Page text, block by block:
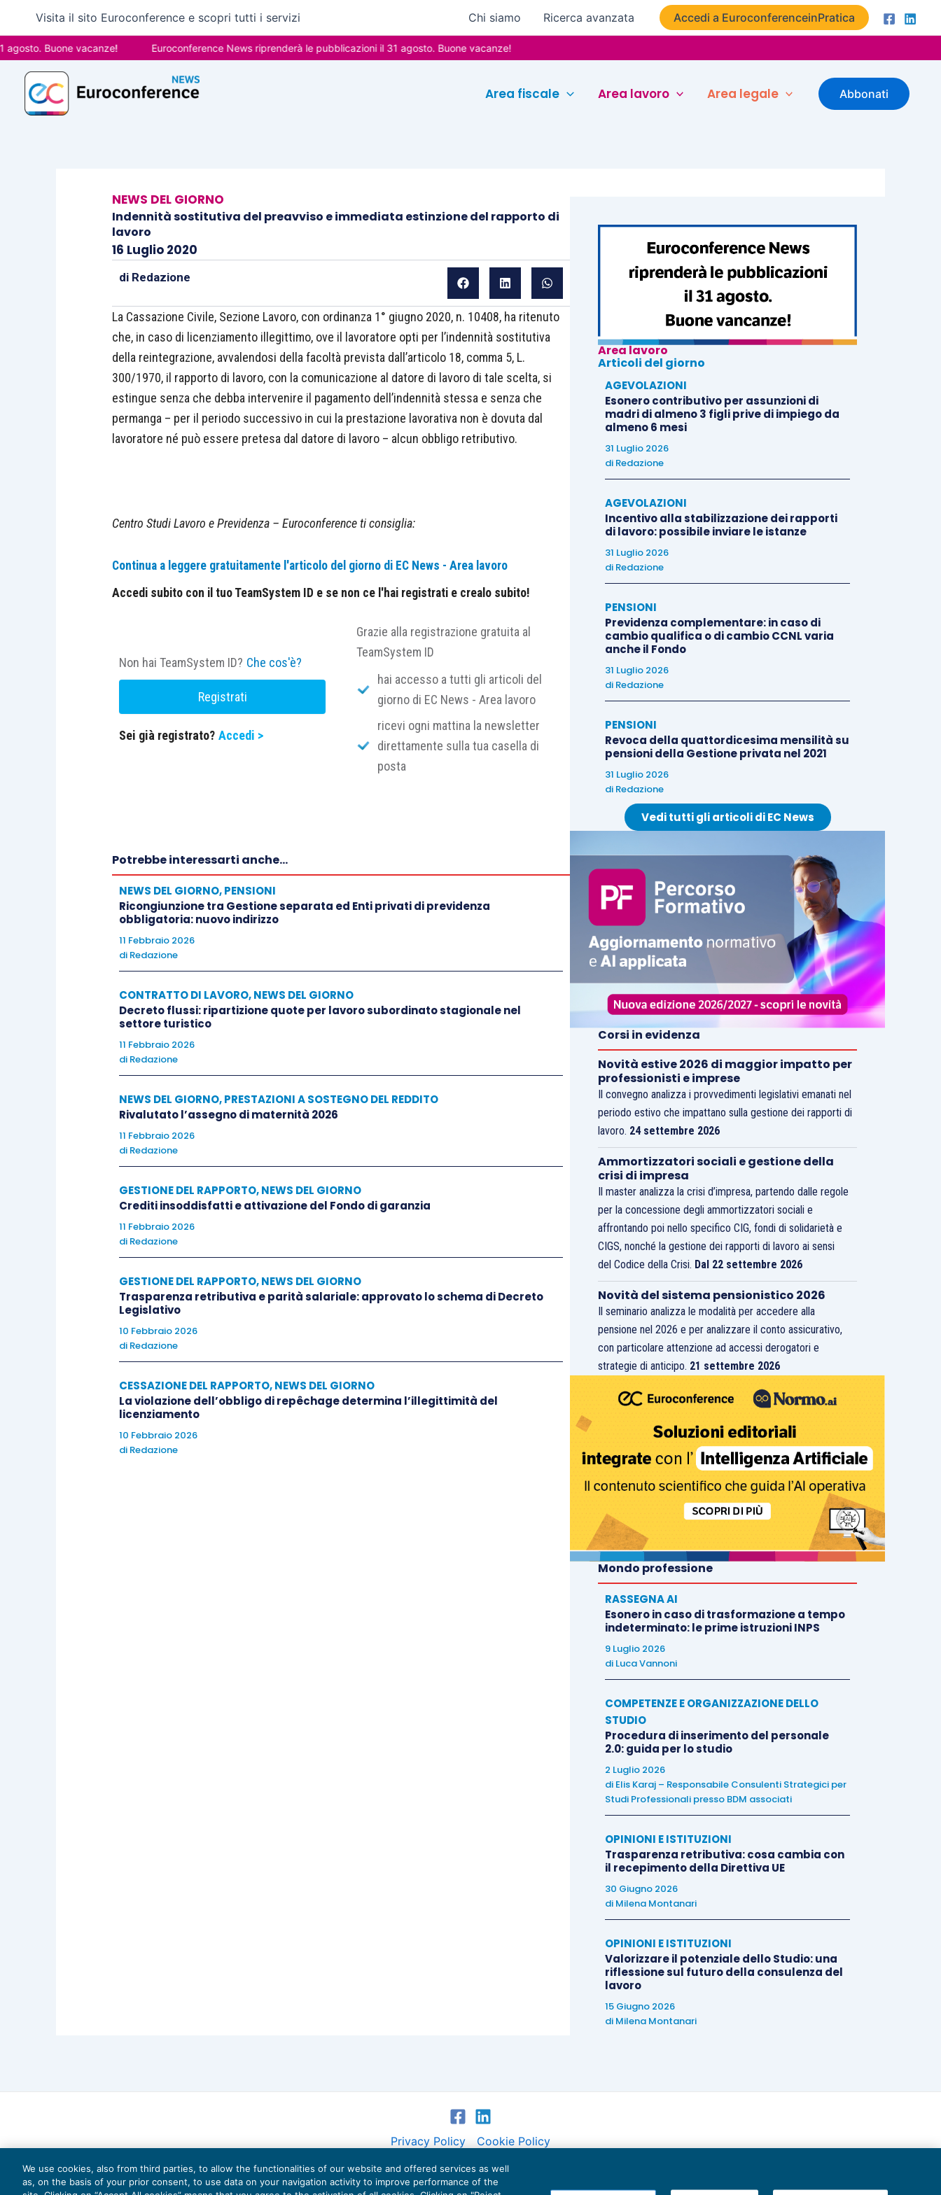
contenuto
Visita il sito Euroconference e scopri tutti i servizi Chi siamo Ricerca avanzata Accedi a EuroconferenceinPratica
Buone vacanze! Euroconference News riprenderà le pubblicazioni il 31 agosto. Buone vacanze!
Area fiscale Area lavoro Area legale Abbonati
NEWS DEL GIORNO
Indennità sostitutiva del preavviso e immediata estinzione del rapporto di
lavoro
16 Luglio 2020
di Redazione
La Cassazione Civile, Sezione Lavoro, con ordinanza 1° giugno 2020, n. 10408, ha ritenuto
che, in caso di licenziamento illegittimo, ove il lavoratore opti per l’indennità sostitutiva
della reintegrazione, avvalendosi della facoltà prevista dall’articolo 18, comma 5, L.
300/1970, il rapporto di lavoro, con la comunicazione al datore di lavoro di tale scelta, si
estingue senza che debba intervenire il pagamento dell’indennità stessa e senza che
permanga – per il periodo successivo in cui la prestazione lavorativa non è dovuta dal
lavoratore né può essere pretesa dal datore di lavoro – alcun obbligo retributivo.
Centro Studi Lavoro e Previdenza – Euroconference ti consiglia:
Continua a leggere gratuitamente l'articolo del giorno di EC News - Area lavoro
Accedi subito con il tuo TeamSystem ID e se non ce l'hai registrati e crealo subito!
Non hai TeamSystem ID? Che cos'è?
Registrati
Sei già registrato? Accedi >
Grazie alla registrazione gratuita al
TeamSystem ID
hai accesso a tutti gli articoli del
giorno di EC News - Area lavoro
ricevi ogni mattina la newsletter
direttamente sulla tua casella di
posta
Potrebbe interessarti anche...
NEWS DEL GIORNO,PENSIONI
Ricongiunzione tra Gestione separata ed Enti privati di previdenza
obbligatoria: nuovo indirizzo
11 Febbraio 2026
di Redazione
CONTRATTO DI LAVORO,NEWS DEL GIORNO
Decreto flussi: ripartizione quote per lavoro subordinato stagionale nel
settore turistico
11 Febbraio 2026
di Redazione
NEWS DEL GIORNO,PRESTAZIONI A SOSTEGNO DEL REDDITO
Rivalutato l’assegno di maternità 2026
11 Febbraio 2026
di Redazione
GESTIONE DEL RAPPORTO,NEWS DEL GIORNO
Crediti insoddisfatti e attivazione del Fondo di garanzia
11 Febbraio 2026
di Redazione
GESTIONE DEL RAPPORTO,NEWS DEL GIORNO
Trasparenza retributiva e parità salariale: approvato lo schema di Decreto
Legislativo
10 Febbraio 2026
di Redazione
CESSAZIONE DEL RAPPORTO,NEWS DEL GIORNO
La violazione dell’obbligo di repêchage determina l’illegittimità del
licenziamento
10 Febbraio 2026
di Redazione
Area lavoro
Articoli del giorno
AGEVOLAZIONI
Esonero contributivo per assunzioni di
madri di almeno 3 figli prive di impiego da
almeno 6 mesi
31 Luglio 2026
di Redazione
AGEVOLAZIONI
Incentivo alla stabilizzazione dei rapporti
di lavoro: possibile inviare le istanze
31 Luglio 2026
di Redazione
PENSIONI
Previdenza complementare: in caso di
cambio qualifica o di cambio CCNL varia
anche il Fondo
31 Luglio 2026
di Redazione
PENSIONI
Revoca della quattordicesima mensilità su
pensioni della Gestione privata nel 2021
31 Luglio 2026
di Redazione
Vedi tutti gli articoli di EC News
Corsi in evidenza
Novità estive 2026 di maggior impatto per
professionisti e imprese
Il convegno analizza i provvedimenti legislativi emanati nel
periodo estivo che impattano sulla gestione dei rapporti di
lavoro. 24 settembre 2026
Ammortizzatori sociali e gestione della
crisi di impresa
Il master analizza la crisi d’impresa, partendo dalle regole
per la concessione degli ammortizzatori sociali e
affrontando poi nello specifico CIG, fondi di solidarietà e
CIGS, nonché la gestione dei rapporti di lavoro ai sensi
del Codice della Crisi. Dal 22 settembre 2026
Novità del sistema pensionistico 2026
Il seminario analizza le modalità per accedere alla
pensione nel 2026 e per analizzare il conto assicurativo,
con particolare attenzione ad accessi derogatori e
strategie di anticipo. 21 settembre 2026
Mondo professione
RASSEGNA AI
Esonero in caso di trasformazione a tempo
indeterminato: le prime istruzioni INPS
9 Luglio 2026
di Luca Vannoni
COMPETENZE E ORGANIZZAZIONE DELLO
STUDIO
Procedura di inserimento del personale
2.0: guida per lo studio
2 Luglio 2026
di Elis Karaj – Responsabile Consulenti Strategici per
Studi Professionali presso BDM associati
OPINIONI E ISTITUZIONI
Trasparenza retributiva: cosa cambia con
il recepimento della Direttiva UE
30 Giugno 2026
di Milena Montanari
OPINIONI E ISTITUZIONI
Valorizzare il potenziale dello Studio: una
riflessione sul futuro della consulenza del
lavoro
15 Giugno 2026
di Milena Montanari
Privacy Policy Cookie Policy
Euroconference NEWS è una testata registrata al Tribunale di Milano Reg. n. 8556/2026
Direttore responsabile Sandro Cerato
We use cookies, also from third parties, to allow the functionalities of our website and offered services as well
as, on the basis of your prior consent, to use data on your navigation activity to improve performance of the